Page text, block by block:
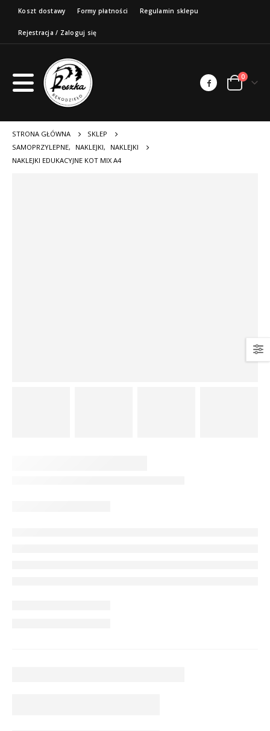
Koszt dostawy Formy płatności Regulamin sklepu
Rejestracja / Zaloguj się
0
STRONA GŁÓWNA
SKLEP
SAMOPRZYLEPNE, NAKLEJKI,
NAKLEJKI
NAKLEJKI EDUKACYJNE KOT MIX A4